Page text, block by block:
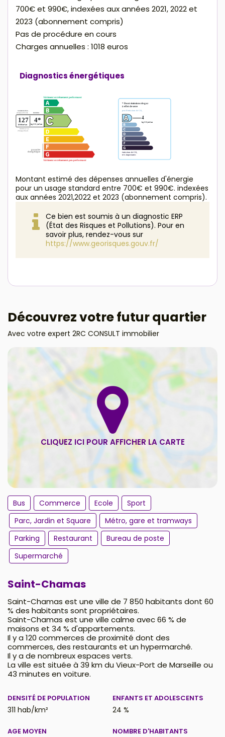
700€ et 990€, indexées aux années 2021, 2022 et
2023 (abonnement compris)
Pas de procédure en cours
Charges annuelles : 1018 euros
Diagnostics énergétiques
Montant estimé des dépenses annuelles d'énergie
pour un usage standard entre 700€ et 990€. indexées
aux années 2021,2022 et 2023 (abonnement compris).
Ce bien est soumis à un diagnostic ERP
(État des Risques et Pollutions). Pour en
savoir plus, rendez-vous sur
https://www.georisques.gouv.fr/
Découvrez votre futur quartier
Avec votre expert 2RC CONSULT immobilier
Bus Commerce Ecole
Sport
Parc, Jardin et Square
Métro, gare et tramways
Parking
Restaurant
Bureau de poste
Supermarché
Saint-Chamas
Saint-Chamas est une ville de 7 850 habitants dont 60
% des habitants sont propriétaires.
Saint-Chamas est une ville calme avec 66 % de
maisons et 34 % d'appartements.
Il y a 120 commerces de proximité dont des
commerces, des restaurants et un hypermarché.
Il y a de nombreux espaces verts.
La ville est située à 39 km du Vieux-Port de Marseille ou
43 minutes en voiture.
DENSITÉ DE POPULATION
311 hab/km²
ENFANTS ET ADOLESCENTS
24 %
AGE MOYEN NOMBRE D'HABITANTS